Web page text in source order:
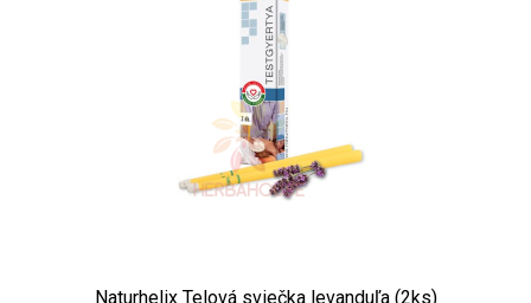
Naturhelix Telová sviečka levanduľa (2ks)